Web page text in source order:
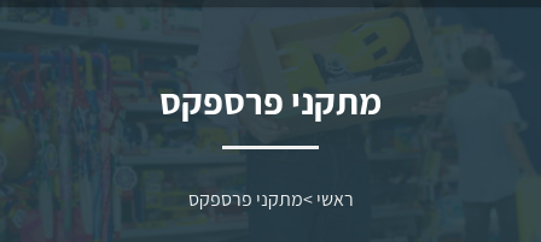
מתקני פרספקס
ראשי>מתקני פרספקס